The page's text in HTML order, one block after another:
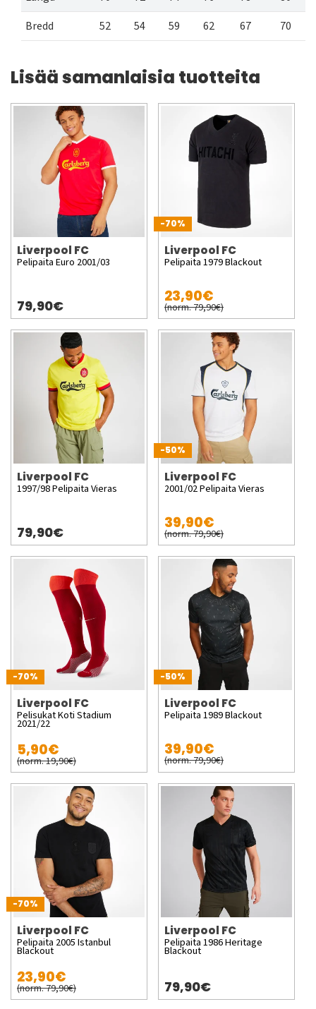
Bredd
52 54 59 62 67 70
Lisää samanlaisia tuotteita
Liverpool FC
Pelipaita Euro 2001/03
79,90€
-70%
Liverpool FC
Pelipaita 1979 Blackout
23,90€
(norm. 79,90€)
Liverpool FC
1997/98 Pelipaita Vieras
79,90€
-50%
Liverpool FC
2001/02 Pelipaita Vieras
39,90€
(norm. 79,90€)
-70%
Liverpool FC
Pelisukat Koti Stadium
2021/22
5,90€
(norm. 19,90€)
-50%
Liverpool FC
Pelipaita 1989 Blackout
39,90€
(norm. 79,90€)
-70%
Liverpool FC
Pelipaita 2005 Istanbul
Blackout
23,90€
(norm. 79,90€)
Liverpool FC
Pelipaita 1986 Heritage
Blackout
79,90€